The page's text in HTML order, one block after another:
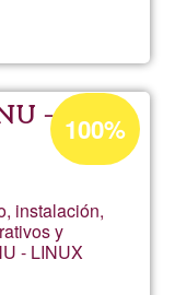
Y
AYUDA
CON
-
instalación,
y
- LINUX
Porcentaje
de
aceptación
de
G1
100%